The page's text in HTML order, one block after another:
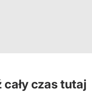
czas tutaj